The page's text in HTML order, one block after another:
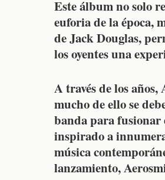
Este álbum no solo
euforia de la época,
deJack Douglas,
los oyentes una
A través de los años,
mucho de ello se
banda para fusionar
inspirado a
música
lanzamiento,